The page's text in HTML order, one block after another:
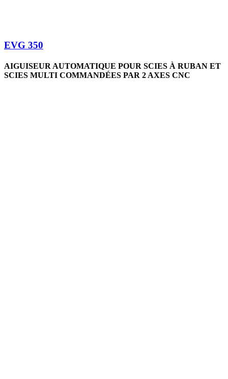
EVG 350
AIGUISEUR AUTOMATIQUE POUR SCIES À RUBAN ET
SCIES MULTI COMMANDÉES PAR 2 AXES CNC